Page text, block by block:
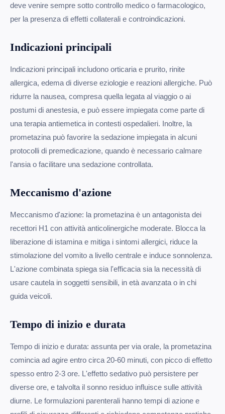
deve venire sempre sotto controllo medico o farmacologico,
per la presenza di effetti collaterali e controindicazioni.
Indicazioni principali
Indicazioni principali includono orticaria e prurito, rinite
allergica, edema di diverse eziologie e reazioni allergiche. Può
ridurre la nausea, compresa quella legata al viaggio o ai
postumi di anestesia, e può essere impiegata come parte di
una terapia antiemetica in contesti ospedalieri. Inoltre, la
prometazina può favorire la sedazione impiegata in alcuni
protocolli di premedicazione, quando è necessario calmare
l'ansia o facilitare una sedazione controllata.
Meccanismo d'azione
Meccanismo d'azione: la prometazina è un antagonista dei
recettori H1 con attività anticolinergiche moderate. Blocca la
liberazione di istamina e mitiga i sintomi allergici, riduce la
stimolazione del vomito a livello centrale e induce sonnolenza.
L'azione combinata spiega sia l'efficacia sia la necessità di
usare cautela in soggetti sensibili, in età avanzata o in chi
guida veicoli.
Tempo di inizio e durata
Tempo di inizio e durata: assunta per via orale, la prometazina
comincia ad agire entro circa 20-60 minuti, con picco di effetto
spesso entro 2-3 ore. L'effetto sedativo può persistere per
diverse ore, e talvolta il sonno residuo influisce sulle attività
diurne. Le formulazioni parenterali hanno tempi di azione e